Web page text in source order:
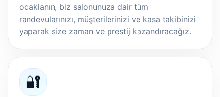
odaklanın, biz salonunuza dair tüm
randevularınızı, müşterilerinizi ve kasa takibinizi
yaparak size zaman ve prestij kazandıracağız.
🔐